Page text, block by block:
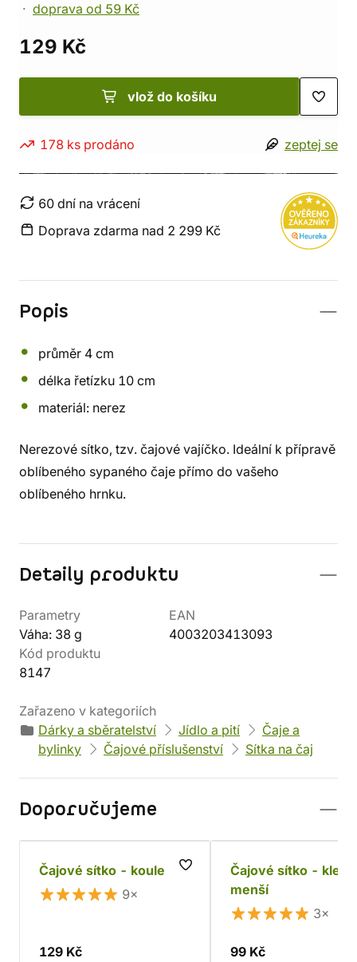
doprava od 59 Kč
129 Kč
vlož do košíku
178 ks prodáno zeptej se
60 dní na vrácení
Doprava zdarma nad 2 299 Kč
Popis
průměr 4 cm
délka řetízku 10 cm
materiál: nerez
Nerezové sítko, tzv. čajové vajíčko. Ideální k přípravě
oblíbeného sypaného čaje přímo do vašeho
oblíbeného hrnku.
Detaily produktu
Parametry
Váha: 38 g
EAN
4003203413093
Kód produktu
8147
Zařazeno v kategoriích
Dárky a sběratelství
Jídlo a pití
Čaje a
bylinky
Čajové příslušenství Sítka na čaj
Doporučujeme
Čajové sítko - koule
9×
129 Kč
Čajové sítko -
menší
3×
99 Kč